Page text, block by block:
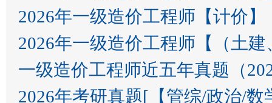
2026年一级造价工程师【计价
2026年一级造价工程师【（土
一级造价工程师近五年真题（
2026年考研真题[【管综/政治/数